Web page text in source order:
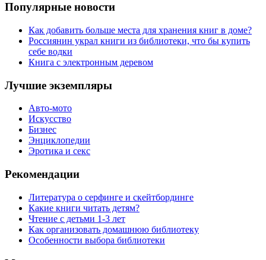
Популярные новости
Как добавить больше места для хранения книг в доме?
Россиянин украл книги из библиотеки, что бы купить
себе водки
Книга с электронным деревом
Лучшие экземпляры
Авто-мото
Искусство
Бизнес
Энциклопедии
Эротика и секс
Рекомендации
Литература о серфинге и скейтбординге
Какие книги читать детям?
Чтение с детьми 1-3 лет
Как организовать домашнюю библиотеку
Особенности выбора библиотеки